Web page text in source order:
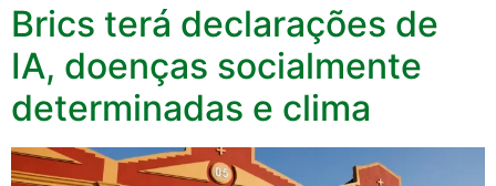
Brics terá declarações de
IA, doenças socialmente
determinadas e clima